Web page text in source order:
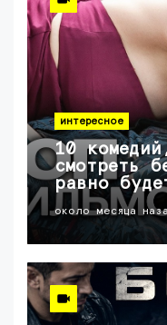
интересное
10
смотреть
равно
около месяца